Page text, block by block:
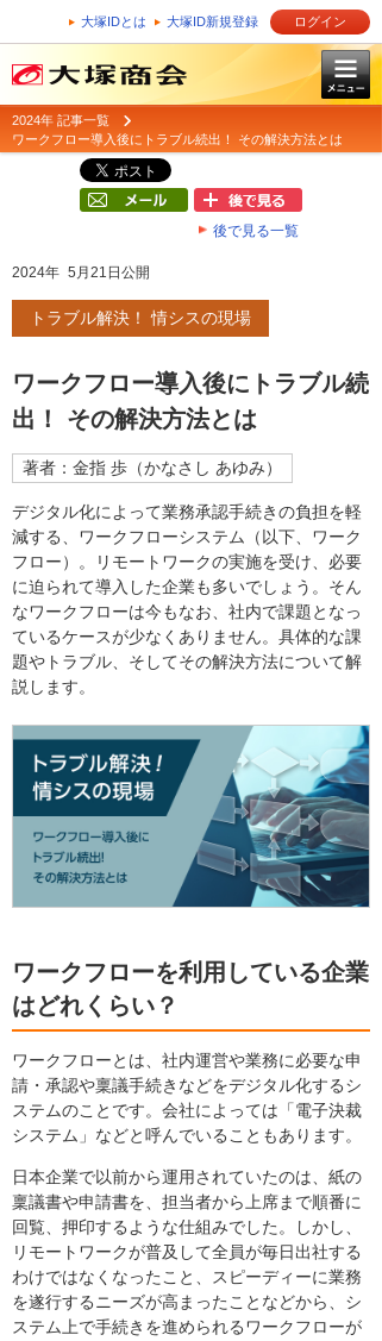
大塚IDとは 大塚ID新規登録 ログイン
2024年 記事一覧
ワークフロー導入後にトラブル続出！ その解決方法とは
後で見る一覧
2024年 5月21日公開
トラブル解決！ 情シスの現場
ワークフロー導入後にトラブル続
出！ その解決方法とは
著者：金指 歩（かなさし あゆみ）
デジタル化によって業務承認手続きの負担を軽
減する、ワークフローシステム（以下、ワーク
フロー）。リモートワークの実施を受け、必要
に迫られて導入した企業も多いでしょう。そん
なワークフローは今もなお、社内で課題となっ
ているケースが少なくありません。具体的な課
題やトラブル、そしてその解決方法について解
説します。
ワークフローを利用している企業
はどれくらい？
ワークフローとは、社内運営や業務に必要な申
請・承認や稟議手続きなどをデジタル化するシ
ステムのことです。会社によっては「電子決裁
システム」などと呼んでいることもあります。
日本企業で以前から運用されていたのは、紙の
稟議書や申請書を、担当者から上席まで順番に
回覧、押印するような仕組みでした。しかし、
リモートワークが普及して全員が毎日出社する
わけではなくなったこと、スピーディーに業務
を遂行するニーズが高まったことなどから、シ
ステム上で手続きを進められるワークフローが